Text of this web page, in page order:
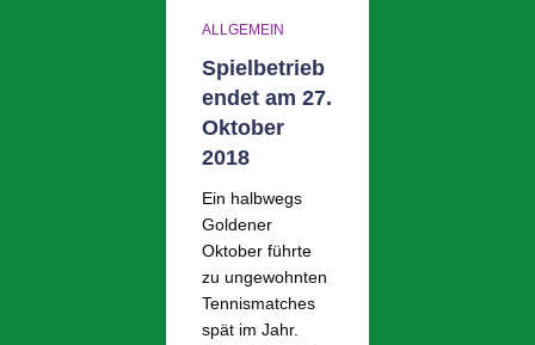
ALLGEMEIN
Spielbetrieb
endet am 27.
Oktober
2018
Ein halbwegs
Goldener
Oktober führte
zu ungewohnten
Tennismatches
spät im Jahr.